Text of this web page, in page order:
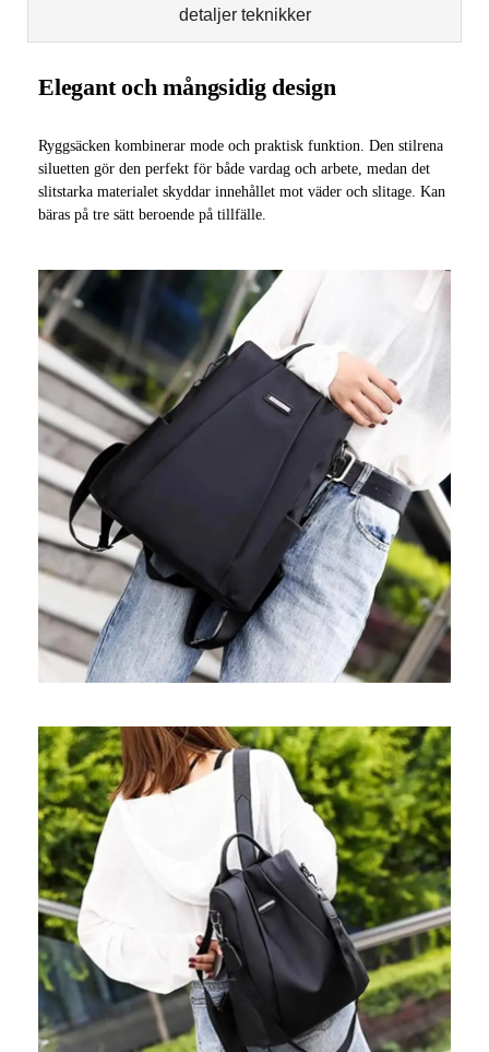
detaljer teknikker
Elegant och mångsidig design
Ryggsäcken kombinerar mode och praktisk funktion. Den stilrena
siluetten gör den perfekt för både vardag och arbete, medan det
slitstarka materialet skyddar innehållet mot väder och slitage. Kan
bäras på tre sätt beroende på tillfälle.